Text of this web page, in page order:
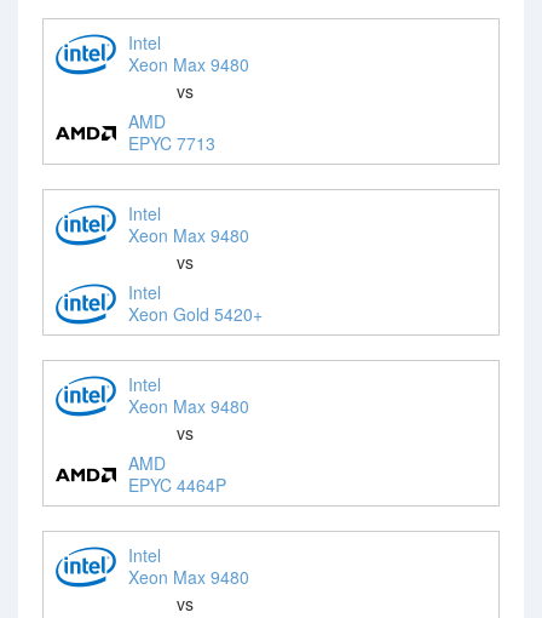
Intel
Xeon Max 9480
vs
AMD
EPYC 7713
Intel
Xeon Max 9480
vs
Intel
Xeon Gold 5420+
Intel
Xeon Max 9480
vs
AMD
EPYC 4464P
Intel
Xeon Max 9480
vs